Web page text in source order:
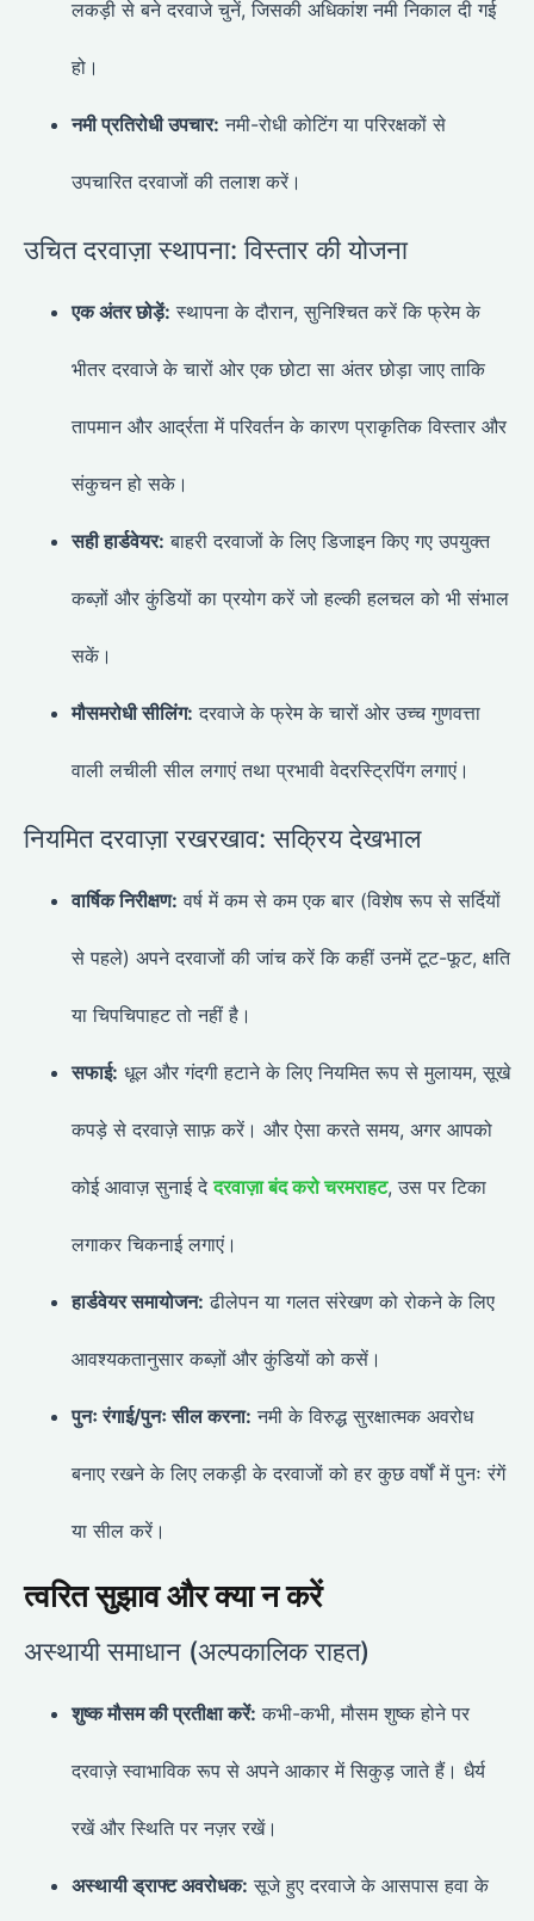
लकड़ी से बने दरवाजे चुनें, जिसकी अधिकांश नमी निकाल दी गई
हो।
नमी प्रतिरोधी उपचार: नमी-रोधी कोटिंग या परिरक्षकों से
उपचारित दरवाजों की तलाश करें।
उचित दरवाज़ा स्थापना: विस्तार की योजना
एक अंतर छोड़ें: स्थापना के दौरान, सुनिश्चित करें कि फ्रेम के
भीतर दरवाजे के चारों ओर एक छोटा सा अंतर छोड़ा जाए ताकि
तापमान और आर्द्रता में परिवर्तन के कारण प्राकृतिक विस्तार और
संकुचन हो सके।
सही हार्डवेयर: बाहरी दरवाजों के लिए डिजाइन किए गए उपयुक्त
कब्ज़ों और कुंडियों का प्रयोग करें जो हल्की हलचल को भी संभाल
सकें।
मौसमरोधी सीलिंग: दरवाजे के फ्रेम के चारों ओर उच्च गुणवत्ता
वाली लचीली सील लगाएं तथा प्रभावी वेदरस्ट्रिपिंग लगाएं।
नियमित दरवाज़ा रखरखाव: सक्रिय देखभाल
वार्षिक निरीक्षण: वर्ष में कम से कम एक बार (विशेष रूप से सर्दियों
से पहले) अपने दरवाजों की जांच करें कि कहीं उनमें टूट-फूट, क्षति
या चिपचिपाहट तो नहीं है।
सफाई: धूल और गंदगी हटाने के लिए नियमित रूप से मुलायम, सूखे
कपड़े से दरवाज़े साफ़ करें। और ऐसा करते समय, अगर आपको
कोई आवाज़ सुनाई देदरवाज़ा बंद करो चरमराहट, उस पर टिका
लगाकर चिकनाई लगाएं।
हार्डवेयर समायोजन: ढीलेपन या गलत संरेखण को रोकने के लिए
आवश्यकतानुसार कब्ज़ों और कुंडियों को कसें।
पुनः रंगाई/पुनः सील करना: नमी के विरुद्ध सुरक्षात्मक अवरोध
बनाए रखने के लिए लकड़ी के दरवाजों को हर कुछ वर्षों में पुनः रंगें
या सील करें।
त्वरित सुझाव और क्या न करें
अस्थायी समाधान (अल्पकालिक राहत)
शुष्क मौसम की प्रतीक्षा करें: कभी-कभी, मौसम शुष्क होने पर
दरवाज़े स्वाभाविक रूप से अपने आकार में सिकुड़ जाते हैं। धैर्य
रखें और स्थिति पर नज़र रखें।
अस्थायी ड्राफ्ट अवरोधक: सूजे हुए दरवाजे के आसपास हवा के